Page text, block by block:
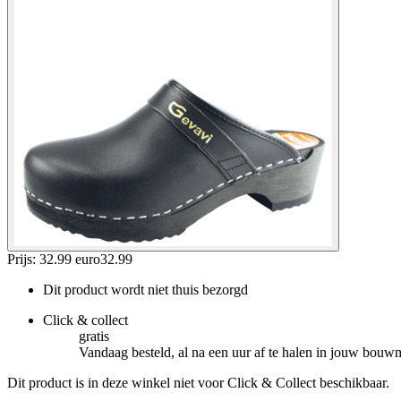
Prijs: 32.99 euro32.99
Dit product wordt niet thuis bezorgd
Click & collect
gratis
Vandaag besteld, al na een uur af te halen in jouw
Dit product is in deze winkel niet voor Click & Collect beschikbaar.